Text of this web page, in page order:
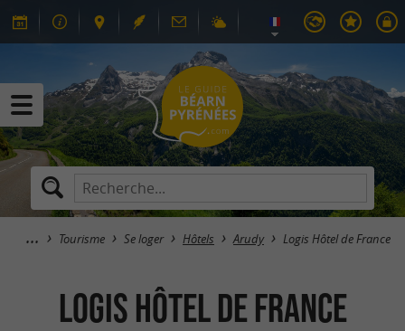
Tourisme Se loger Hôtels Arudy Logis Hôtel de France
Logis Hôtel de France